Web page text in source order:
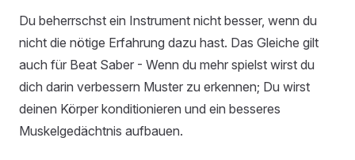
Du beherrschst ein Instrument nicht besser, wenn du
nicht die nötige Erfahrung dazu hast. Das Gleiche gilt
auch für Beat Saber - Wenn du mehr spielst wirst du
dich darin verbessern Muster zu erkennen; Du wirst
deinen Körper konditionieren und ein besseres
Muskelgedächtnis aufbauen.